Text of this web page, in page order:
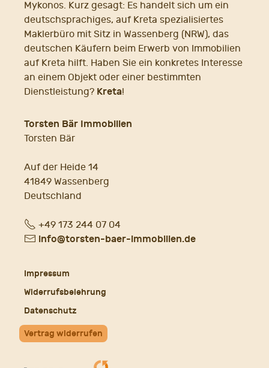
Mykonos. Kurz gesagt: Es handelt sich um ein
deutschsprachiges, auf Kreta spezialisiertes
Maklerbüro mit Sitz in Wassenberg (NRW), das
deutschen Käufern beim Erwerb von Immobilien
auf Kreta hilft. Haben Sie ein konkretes Interesse
an einem Objekt oder einer bestimmten
Dienstleistung? Kreta!
Torsten Bär Immobilien
Torsten Bär
Auf der Heide 14
41849 Wassenberg
Deutschland
Fon+49 173 244 07 04
E- info@torsten-baer-immobilien.de
Impressum
Widerrufsbelehrung
Datenschutz
Vertrag widerrufen